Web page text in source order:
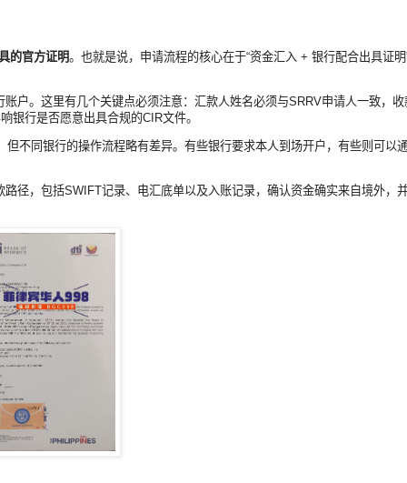
的官方证明。也就是说，申请流程的核心在于“资金汇入 + 银行配合出具证
户。这里有几个关键点必须注意：汇款人姓名必须与SRRV申请人一致，
银行是否愿意出具合规的CIR文件。
不同银行的操作流程略有差异。有些银行要求本人到场开户，有些则可以
径，包括SWIFT记录、电汇底单以及入账记录，确认资金确实来自境外，